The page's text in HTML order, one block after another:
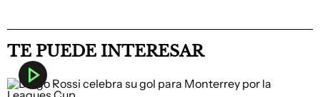
TE PUEDE INTERESAR